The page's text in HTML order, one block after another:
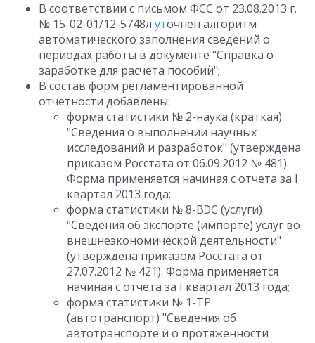
В соответствии с письмом ФСС от 23.08.2013 г.
№ 15-02-01/12-5748л уточнен алгоритм
автоматического заполнения сведений о
периодах работы в документе "Справка о
заработке для расчета пособий";
В состав форм регламентированной
отчетности добавлены:
форма статистики № 2-наука (краткая)
"Сведения о выполнении научных
исследований и разработок" (утверждена
приказом Росстата от 06.09.2012 № 481).
Форма применяется начиная с отчета за I
квартал 2013 года;
форма статистики № 8-ВЭС (услуги)
"Сведения об экспорте (импорте) услуг во
внешнеэкономической деятельности"
(утверждена приказом Росстата от
27.07.2012 № 421). Форма применяется
начиная с отчета за I квартал 2013 года;
форма статистики № 1-ТР
(автотранспорт) "Сведения об
автотранспорте и о протяженности